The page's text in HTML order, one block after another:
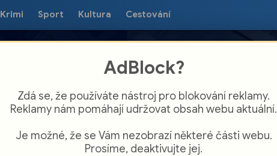
Krimi Sport Kultura Cestování
AdBlock?
Zdá se, že používáte nástroj pro blokování reklamy.
Reklamy nám pomáhají udržovat obsah webu aktuální.
Je možné, že se Vám nezobrazí některé části webu.
Prosíme, deaktivujte jej.